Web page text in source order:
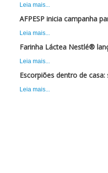
Leia mais...
AFPESP inicia campanha
Leia mais...
Farinha Láctea Nestlé®
Leia mais...
Escorpiões dentro de
Leia mais...